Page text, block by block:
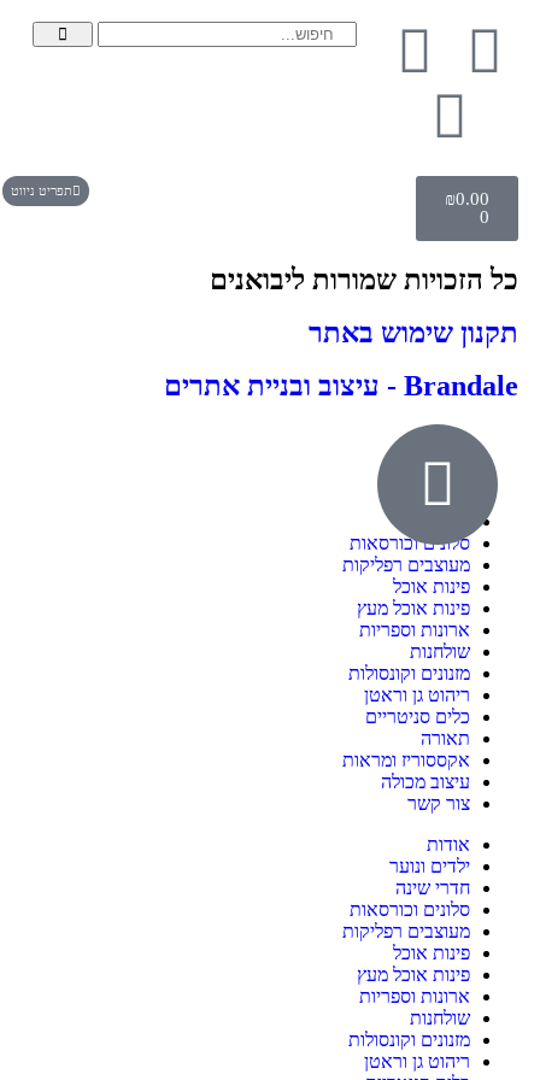
₪0.00
תפריט ניווט
כל הזכויות שמורות ליבואנים
תקנון שימוש באתר
Brandale - עיצוב ובניית אתרים
ילדים ונוער
סלונים וכורסאות
מעוצבים רפליקות
פינות אוכל
פינות אוכל מעץ
ארונות וספריות
שולחנות
מזנונים וקונסולות
ריהוט גן וראטן
כלים סניטריים
תאורה
אקססוריז ומראות
עיצוב מכולה
צור קשר
אודות
ילדים ונוער
חדרי שינה
סלונים וכורסאות
מעוצבים רפליקות
פינות אוכל
פינות אוכל מעץ
ארונות וספריות
שולחנות
מזנונים וקונסולות
ריהוט גן וראטן